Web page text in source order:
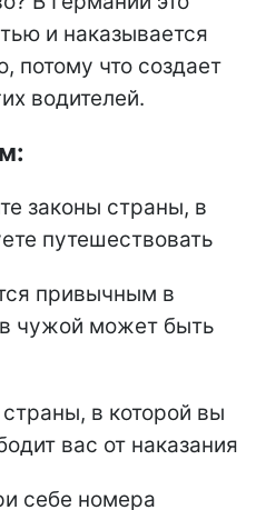
и наказывается
потому что создает
водителей.
законы страны, в
путешествовать
привычным в
чужой может быть
в которой вы
вас от наказания
себе номера